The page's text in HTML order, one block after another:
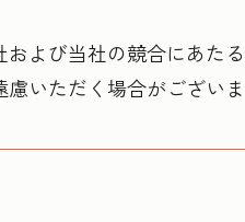
よび当社の競合にあた
慮いただく場合がござい